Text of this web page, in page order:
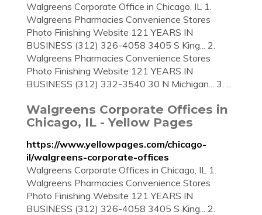
Walgreens Corporate Office in Chicago, IL 1.
Walgreens Pharmacies Convenience Stores
Photo Finishing Website 121 YEARS IN
BUSINESS (312) 326-4058 3405 S King... 2.
Walgreens Pharmacies Convenience Stores
Photo Finishing Website 121 YEARS IN
BUSINESS (312) 332-3540 30 N Michigan... 3. ...
Walgreens Corporate Offices in
Chicago, IL - Yellow Pages
https://www.yellowpages.com/chicago-
il/walgreens-corporate-offices
Walgreens Corporate Offices in Chicago, IL 1.
Walgreens Pharmacies Convenience Stores
Photo Finishing Website 121 YEARS IN
BUSINESS (312) 326-4058 3405 S King... 2.